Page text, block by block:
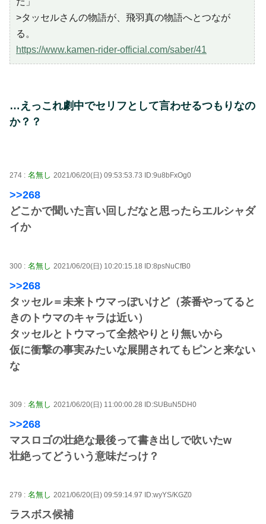
>タッセルさんの物語が、飛羽真の物語へとつなが
る。
https://www.kamen-rider-official.com/saber/41
…えっこれ劇中でセリフとして言わせるつもりなの
か？？
274 : 名無し 2021/06/20(日) 09:53:53.73 ID:9u8bFxOg0
>>268
どこかで聞いた言い回しだなと思ったらエルシャダ
イか
300 : 名無し 2021/06/20(日) 10:20:15.18 ID:8psNuCfB0
>>268
タッセル＝未来トウマっぽいけど（茶番やってると
きのトウマのキャラは近い）
タッセルとトウマって全然やりとり無いから
仮に衝撃の事実みたいな展開されてもピンと来ない
な
309 : 名無し 2021/06/20(日) 11:00:00.28 ID:SUBuN5DH0
>>268
マスロゴの壮絶な最後って書き出しで吹いたw
壮絶ってどういう意味だっけ？
279 : 名無し 2021/06/20(日) 09:59:14.97 ID:wyYS/KGZ0
ラスボス候補